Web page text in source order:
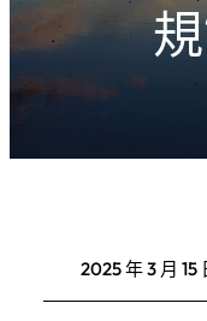
2025 年 3 月 15